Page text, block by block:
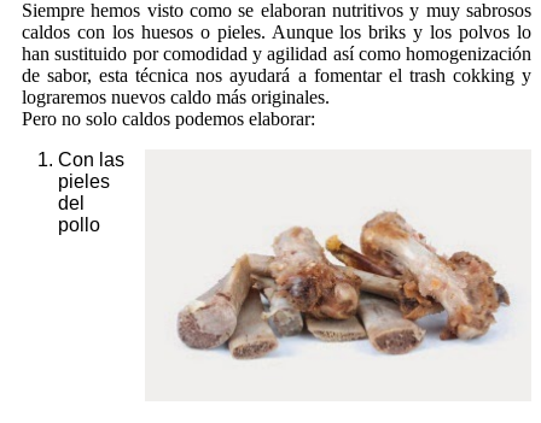
Siempre hemos visto como se elaboran nutritivos y muy sabrosos
caldos con los huesos o pieles. Aunque los briks y los polvos lo
han sustituido por comodidad y agilidad así como homogenización
de sabor, esta técnica nos ayudará a fomentar el trash cokking y
lograremos nuevos caldo más originales.
Pero no solo caldos podemos elaborar:
Con las
pieles
del
pollo